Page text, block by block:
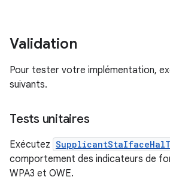
Validation
Pour tester votre implémentation,
suivants.
Tests unitaires
Exécutez
comportement des indicateurs de
WPA3 et OWE.